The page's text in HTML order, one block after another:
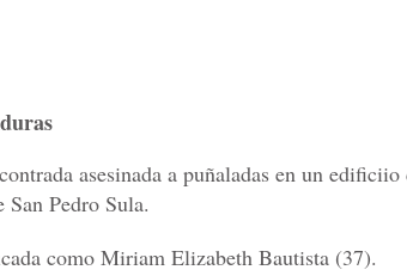
asesinada a puñaladas en un edificiio
Pedro Sula.
como Miriam Elizabeth Bautista (37).